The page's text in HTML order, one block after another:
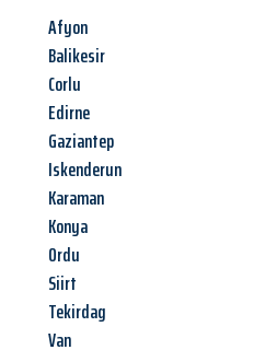
Afyon
Balikesir
Corlu
Edirne
Gaziantep
Iskenderun
Karaman
Konya
Ordu
Siirt
Tekirdag
Van